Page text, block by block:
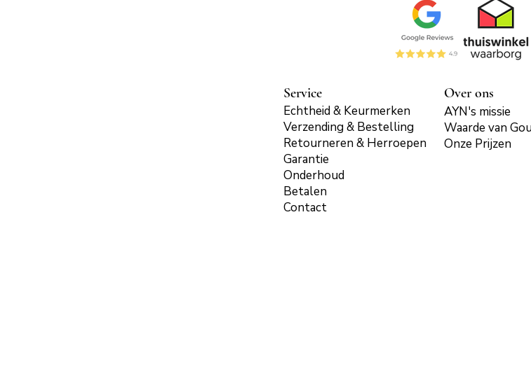
Service Over ons
Echtheid & Keurmerken
Verzending & Bestelling
Retourneren & Herroepen
Garantie
Onderhoud
Betalen
Contact
AYN's missie
Waarde van
Onze Prijzen